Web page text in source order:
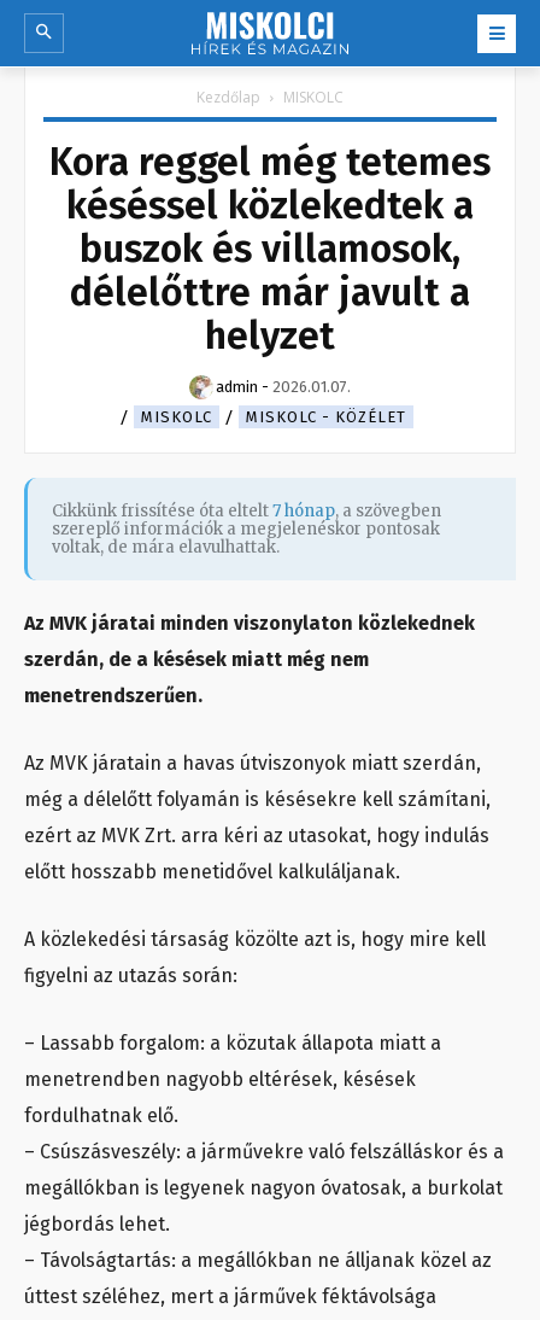
Kezdőlap MISKOLC
Kora reggel még tetemes
késéssel közlekedtek a
buszok és villamosok,
délelőttre már javult a
helyzet
admin - 2026.01.07.
MISKOLC
MISKOLC - KÖZÉLET
Cikkünk frissítése óta eltelt7 hónap, a szövegben
szereplő információk a megjelenéskor pontosak
voltak, de mára elavulhattak.
Az MVK járatai minden viszonylaton közlekednek
szerdán, de a késések miatt még nem
menetrendszerűen.
Az MVK járatain a havas útviszonyok miatt szerdán,
még a délelőtt folyamán is késésekre kell számítani,
ezért az MVK Zrt. arra kéri az utasokat, hogy indulás
előtt hosszabb menetidővel kalkuláljanak.
A közlekedési társaság közölte azt is, hogy mire kell
figyelni az utazás során:
– Lassabb forgalom: a közutak állapota miatt a
menetrendben nagyobb eltérések, késések
fordulhatnak elő.
– Csúszásveszély: a járművekre való felszálláskor és a
megállókban is legyenek nagyon óvatosak, a burkolat
jégbordás lehet.
– Távolságtartás: a megállókban ne álljanak közel az
úttest széléhez, mert a járművek féktávolsága